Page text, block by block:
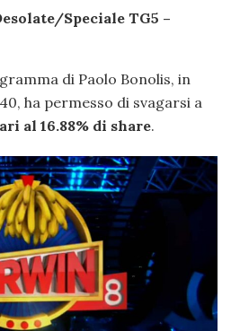
Speciale TG5 –
di Paolo Bonolis, in
ha permesso di svagarsi a
al 16.88% di share.